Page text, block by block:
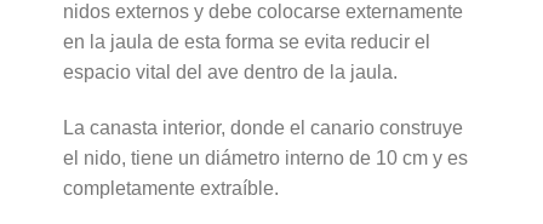
nidos externos y debe colocarse externamente
en la jaula de esta forma se evita reducir el
espacio vital del ave dentro de la jaula.
La canasta interior, donde el canario construye
el nido, tiene un diámetro interno de 10 cm y es
completamente extraíble.